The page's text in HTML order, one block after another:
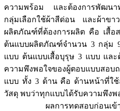
ความพร้อม และต้องการพัฒน
กลุ่มเลือกใช้ผ้าสีด่อน และผ้าขา
ผลิตภัณฑ์ที่ต้องการผลิต คือ เสื้อ
ต้นแบบผลิตภัณฑ์จำนวน 3 กลุ่ม
แบบ ต้นแบบเสื้อบุรุษ 3 แบบ แล
ความพึงพอใจของผู้ตอบแบบสอ
แบบ ทั้ง 3 ด้าน คือ ด้านหน้าที่ใ
วัสดุ พบว่าทุกแบบได้รับความพึง
ผลการทดสอบก่อนเข้าอบ